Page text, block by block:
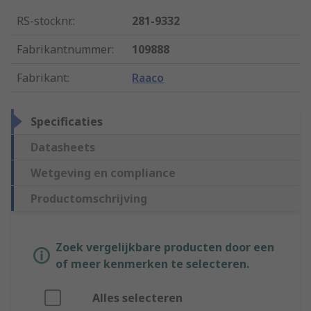
RS-stocknr.:
281-9332
Fabrikantnummer:
109888
Fabrikant: Raaco
Specificaties
Datasheets
Wetgeving en compliance
Productomschrijving
Zoek vergelijkbare producten door een
of meer kenmerken te selecteren.
Alles selecteren